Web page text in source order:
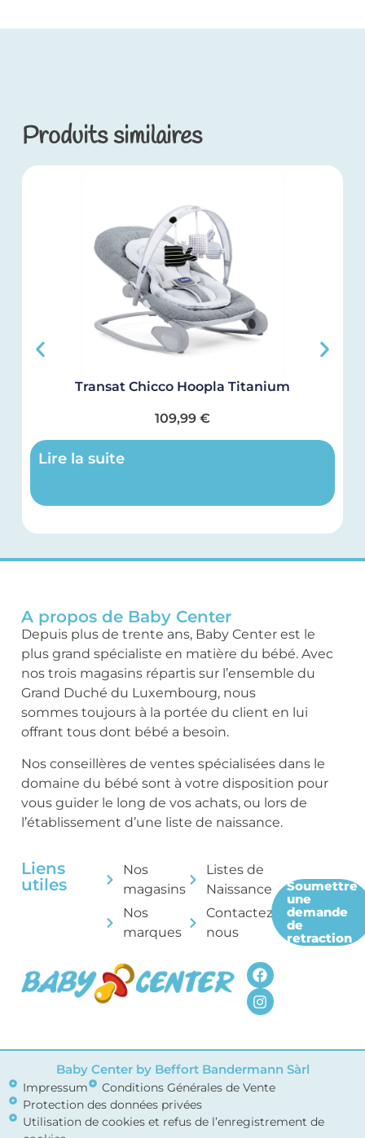
Produits similaires
Transat Chicco Hoopla Titanium
109,99 €
Lire la suite
A propos de Baby Center
Depuis plus de trente ans, Baby Center est le
plus grand spécialiste en matière du bébé. Avec
nos trois magasins répartis sur l’ensemble du
Grand Duché du Luxembourg, nous
sommes toujours à la portée du client en lui
offrant tous dont bébé a besoin.
Nos conseillères de ventes spécialisées dans le
domaine du bébé sont à votre disposition pour
vous guider le long de vos achats, ou lors de
l’établissement d’une liste de naissance.
Liens
utiles
Nos
magasins
Nos
marques
Listes de
Naissance
Contactez-
nous
Soumettre
une
demande
de
retraction
Baby Center by Beffort Bandermann Sàrl
Impressum
Conditions Générales de Vente
Protection des données privées
Utilisation de cookies et refus de l’enregistrement de